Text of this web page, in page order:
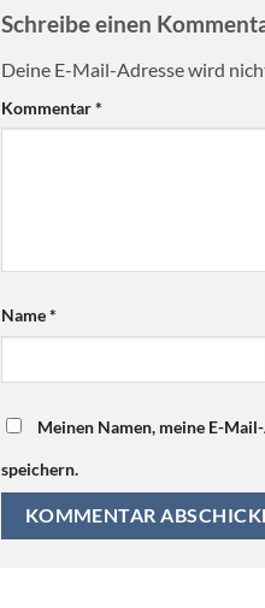
Schreibe einen
Deine E-Mail-Adresse wird
Kommentar*
Name*
Meinen Namen, meine E-
speichern.